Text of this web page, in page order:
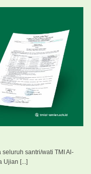
seluruh santri/wati TMI Al-
Ujian [...]